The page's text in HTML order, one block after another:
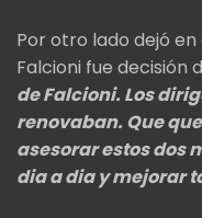
Por otro lado dejó
Falcioni fue decisión
de Falcioni. Los
renovaban. Que
asesorar estos dos
dia a dia y mejorar